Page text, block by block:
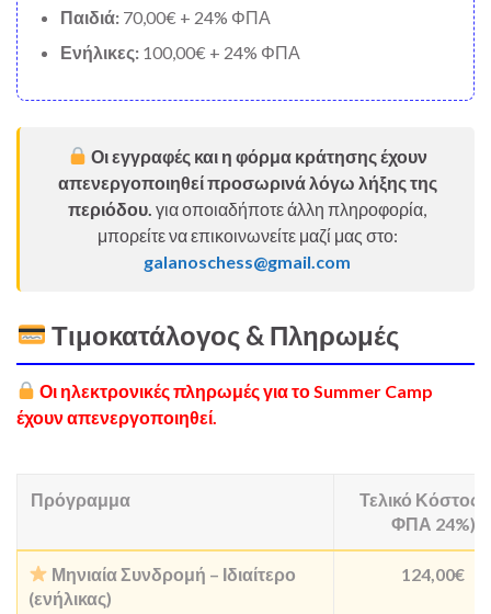
Παιδιά: 70,00€ + 24% ΦΠΑ
Ενήλικες: 100,00€ + 24% ΦΠΑ
Οι εγγραφές και η φόρμα κράτησης έχουν
απενεργοποιηθεί προσωρινά λόγω λήξης της
περιόδου. για οποιαδήποτε άλλη πληροφορία,
μπορείτε να επικοινωνείτε μαζί μας στο:
galanoschess@gmail.com
Τιμοκατάλογος & Πληρωμές
Οι ηλεκτρονικές πληρωμές για το Summer Camp
έχουν απενεργοποιηθεί.
Πρόγραμμα
Τελικό Κόστος
ΦΠΑ 24%)
Μηνιαία Συνδρομή – Ιδιαίτερο
(ενήλικας)
124,00€